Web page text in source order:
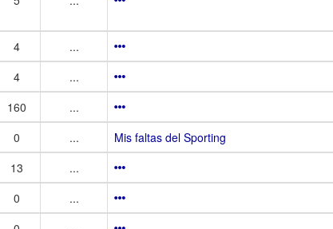
4
...
4
...
160
...
0 ...
Mis faltas del Sporting
13
...
0
...